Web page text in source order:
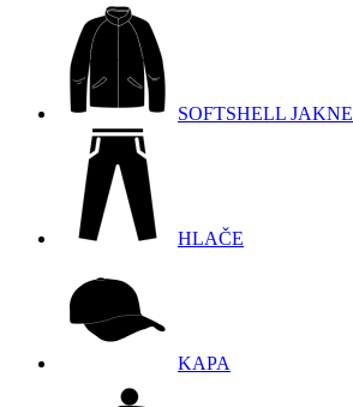
SOFTSHELL JAKNE
HLAČE
KAPA